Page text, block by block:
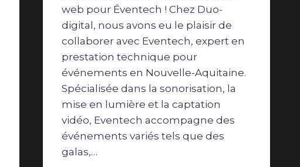
web pour Éventech ! Chez Duo-
digital, nous avons eu le plaisir de
collaborer avec Eventech, expert en
prestation technique pour
événements en Nouvelle-Aquitaine.
Spécialisée dans la sonorisation, la
mise en lumière et la captation
vidéo, Eventech accompagne des
événements variés tels que des
galas,…